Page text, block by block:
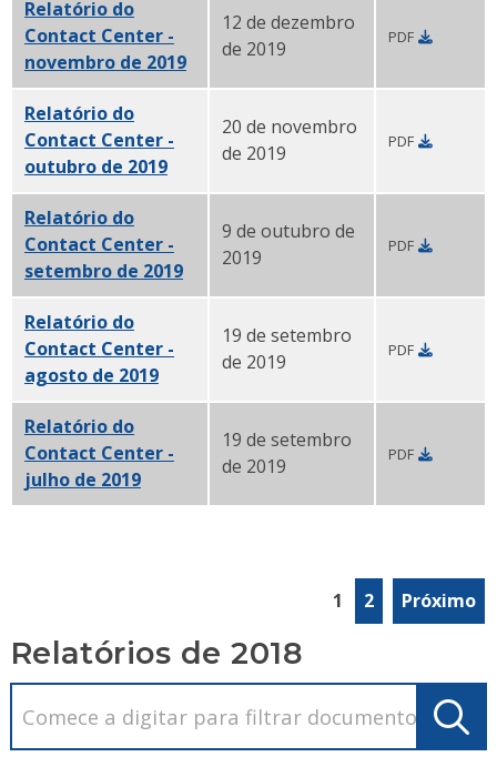
Relatório do
Contact Center -
novembro de 2019PDF
12 de dezembro
de 2019
PDF
Relatório do
Contact Center -
outubro de 2019PDF
20 de novembro
de 2019
PDF
Relatório do
Contact Center -
setembro de 2019PDF
9 de outubro de
2019
PDF
Relatório do
Contact Center -
agosto de 2019PDF
19 de setembro
de 2019
PDF
Relatório do
Contact Center -
julho de 2019PDF
19 de setembro
de 2019
PDF
1 2 Próximo
Relatórios de 2018